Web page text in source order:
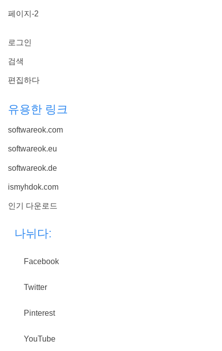
페이지-2
로그인
검색
편집하다
유용한 링크
softwareok.com
softwareok.eu
softwareok.de
ismyhdok.com
인기 다운로드
나뉘다:
Facebook
Twitter
Pinterest
YouTube